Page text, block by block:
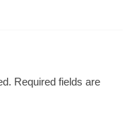
Required fields are